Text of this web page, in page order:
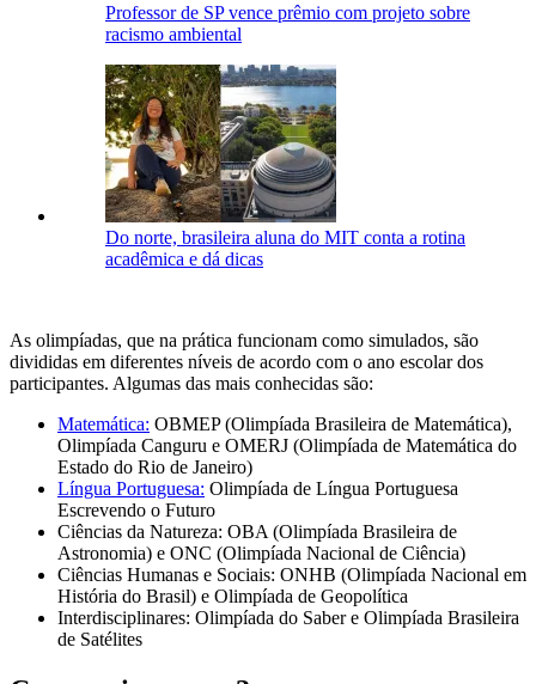
Professor de SP vence prêmio com projeto sobre
racismo ambiental
Do norte, brasileira aluna do MIT conta a rotina
acadêmica e dá dicas
As olimpíadas, que na prática funcionam como simulados, são
divididas em diferentes níveis de acordo com o ano escolar dos
participantes. Algumas das mais conhecidas são:
Matemática: OBMEP (Olimpíada Brasileira de Matemática),
Olimpíada Canguru e OMERJ (Olimpíada de Matemática do
Estado do Rio de Janeiro)
Língua Portuguesa: Olimpíada de Língua Portuguesa
Escrevendo o Futuro
Ciências da Natureza: OBA (Olimpíada Brasileira de
Astronomia) e ONC (Olimpíada Nacional de Ciência)
Ciências Humanas e Sociais: ONHB (Olimpíada Nacional em
História do Brasil) e Olimpíada de Geopolítica
Interdisciplinares: Olimpíada do Saber e Olimpíada Brasileira
de Satélites